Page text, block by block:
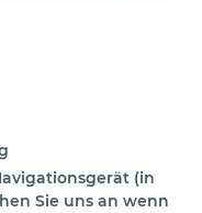
(in
Sie uns an wenn